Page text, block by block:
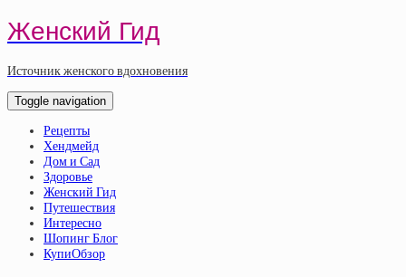
Женский Гид
Источник женского вдохновения
Toggle navigation
Рецепты
Хендмейд
Дом и Сад
Здоровье
Женский Гид
Путешествия
Интересно
Шопинг Блог
КупиОбзор